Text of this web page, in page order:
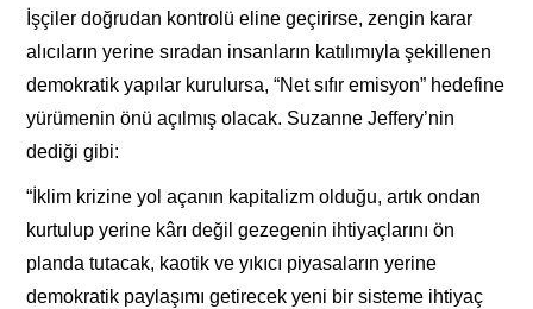
İşçiler doğrudan kontrolü eline geçirirse, zengin karar
alıcıların yerine sıradan insanların katılımıyla şekillenen
demokratik yapılar kurulursa, “Net sıfır emisyon” hedefine
yürümenin önü açılmış olacak. Suzanne Jeffery’nin
dediği gibi:
“İklim krizine yol açanın kapitalizm olduğu, artık ondan
kurtulup yerine kârı değil gezegenin ihtiyaçlarını ön
planda tutacak, kaotik ve yıkıcı piyasaların yerine
demokratik paylaşımı getirecek yeni bir sisteme ihtiyaç